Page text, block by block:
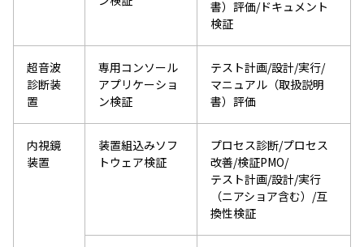
書）評価/ドキュメント
検証
超音波
診断装
置
専用コンソール
アプリケーショ
ン検証
テスト計画/設計/実行/
マニュアル（取扱説明
書）評価
内視鏡
装置
装置組込みソフ
トウェア検証
プロセス診断/プロセス
改善/検証PMO/
テスト計画/設計/実行
（ニアショア含む）/互
換性検証